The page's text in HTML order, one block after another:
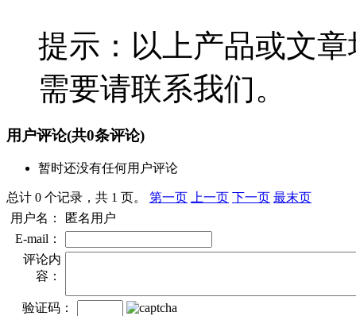
提示：以上产品或文
需要请联系我们。
用户评论(共0条评论)
暂时还没有任何用户评论
总计 0 个记录，共 1 页。 第一页 上一页 下一页 最末页
用户名：
匿名用户
E-mail：
评论内
容：
验证码：